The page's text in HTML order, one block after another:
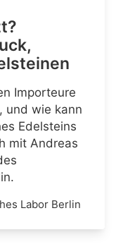
Importeure
und wie kann
Edelsteins
mit Andreas
Labor Berlin